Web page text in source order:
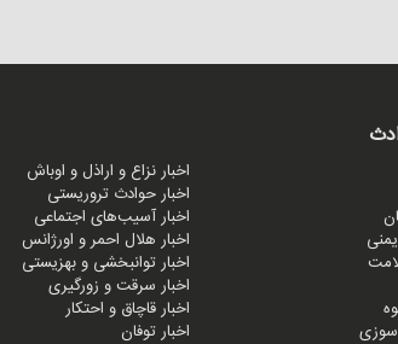
اخبار نزاع و اراذل و اوباش
اخبار حوادث تروریستی
اخبار آسیب‌های اجتماعی
اخبار هلال احمر و اورژانس
اخبار توانبخشی و بهزیستی
اخبار سرقت و زورگیری
اخبار قاچاق و احتکار
اخبار توفان